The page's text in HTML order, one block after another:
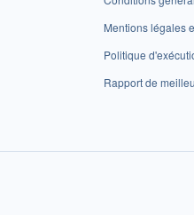
Mentions légales
Politique
Rapport de